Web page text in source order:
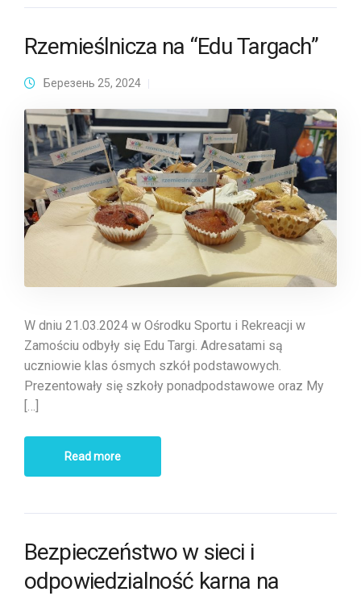
Rzemieślnicza na “Edu Targach”
Березень 25, 2024
W dniu 21.03.2024 w Ośrodku Sportu i Rekreacji w
Zamościu odbyły się Edu Targi. Adresatami są
uczniowie klas ósmych szkół podstawowych.
Prezentowały się szkoły ponadpodstawowe oraz My
[…]
Read more
Bezpieczeństwo w sieci i
odpowiedzialność karna na